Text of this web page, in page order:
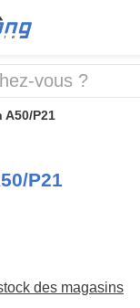
A50/P21
P21
des magasins